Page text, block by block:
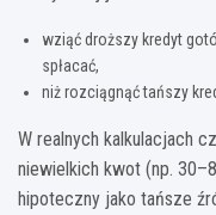
wziąć droższy kredyt
spłacać,
niż rozciągnąć tańszy
W realnych kalkulacjach
niewielkich kwot (np.
hipoteczny jako tańsze